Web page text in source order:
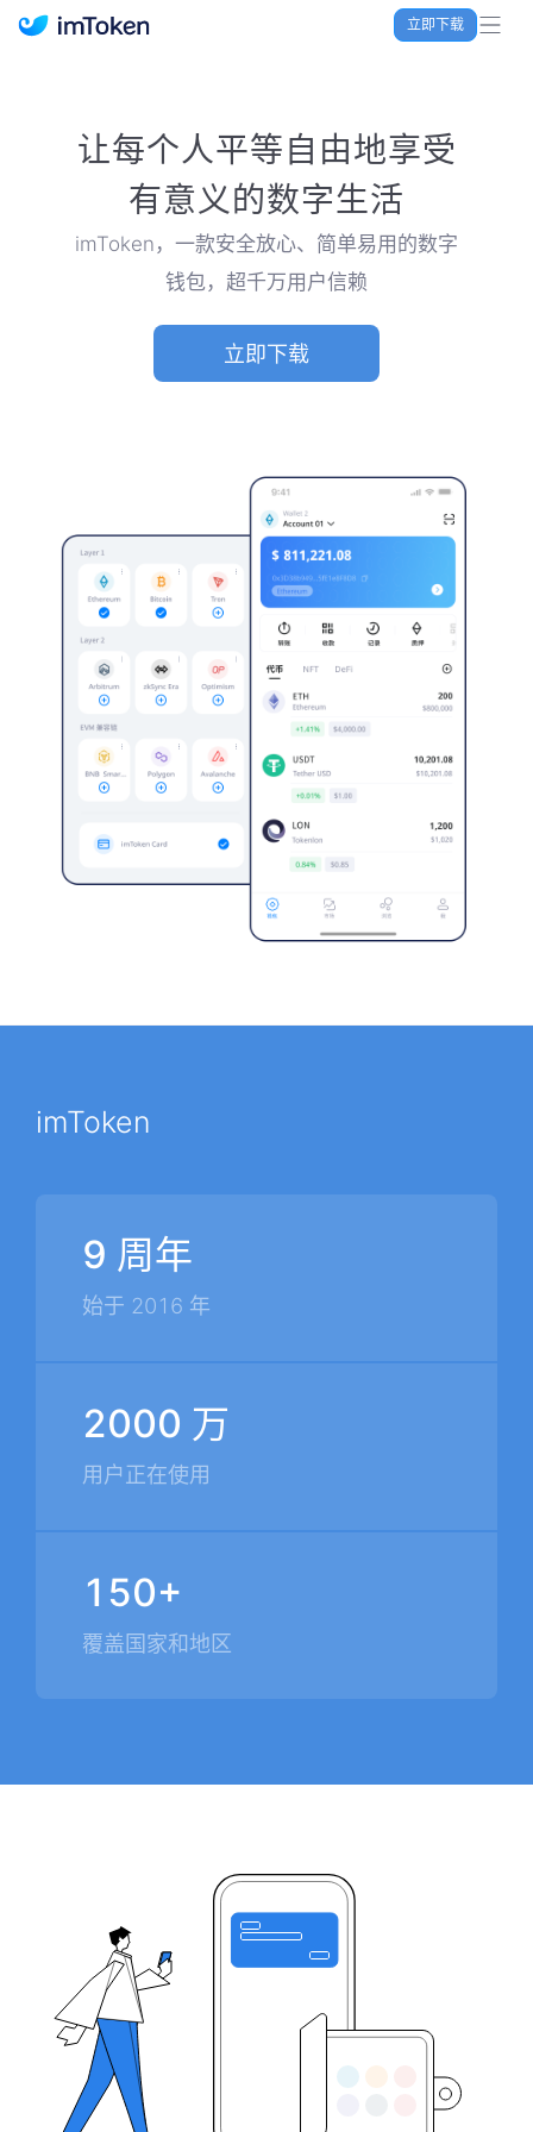
立即下载
imToken 官网｜联合TRX空投大礼包
让每个人平等自由地享受
有意义的数字生活
imToken，一款安全放心、简单易用的数字
钱包，超千万用户信赖
立即下载
imToken
9 周年
始于 2016 年
2000 万
用户正在使用
150+
覆盖国家和地区